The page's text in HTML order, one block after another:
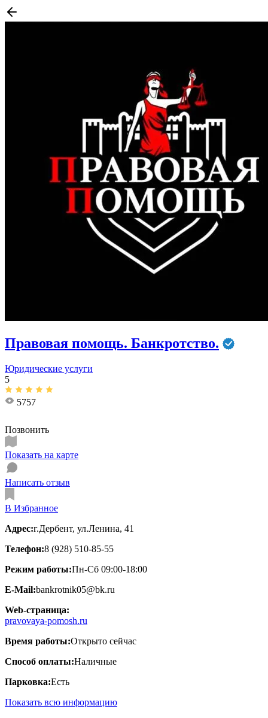
Правовая помощь. Банкротство.
Юридические услуги
5
5757
Позвонить
Показать на карте
Написать отзыв
В Избранное
Адрес:г.Дербент, ул.Ленина, 41
Телефон:8 (928) 510-85-55
Режим работы:Пн-Сб 09:00-18:00
E-Mail:bankrotnik05@bk.ru
Web-страница:
pravovaya-pomosh.ru
Время работы:Открыто сейчас
Способ оплаты:Наличные
Парковка:Есть
Показать всю информацию